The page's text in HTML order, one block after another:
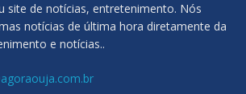
site de notícias, entretenimento. Nós
notícias de última hora diretamente da
e notícias..